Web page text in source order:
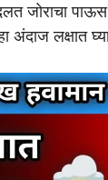
जोराचा
लक्षात